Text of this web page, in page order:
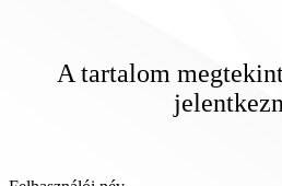
A tartalom